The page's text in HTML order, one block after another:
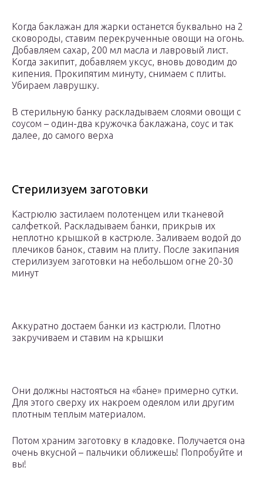
Когда баклажан для жарки останется буквально на 2
сковороды, ставим перекрученные овощи на огонь.
Добавляем сахар, 200 мл масла и лавровый лист.
Когда закипит, добавляем уксус, вновь доводим до
кипения. Прокипятим минуту, снимаем с плиты.
Убираем лаврушку.
В стерильную банку раскладываем слоями овощи с
соусом – один-два кружочка баклажана, соус и так
далее, до самого верха
Стерилизуем заготовки
Кастрюлю застилаем полотенцем или тканевой
салфеткой. Раскладываем банки, прикрыв их
неплотно крышкой в кастрюле. Заливаем водой до
плечиков банок, ставим на плиту. После закипания
стерилизуем заготовки на небольшом огне 20-30
минут
Аккуратно достаем банки из кастрюли. Плотно
закручиваем и ставим на крышки
Они должны настояться на «бане» примерно сутки.
Для этого сверху их накроем одеялом или другим
плотным теплым материалом.
Потом храним заготовку в кладовке. Получается она
очень вкусной – пальчики оближешь! Попробуйте и
вы!